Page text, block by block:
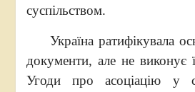
суспільством.
Україна ратифікувала
документи, але не виконує
Угоди про асоціацію у